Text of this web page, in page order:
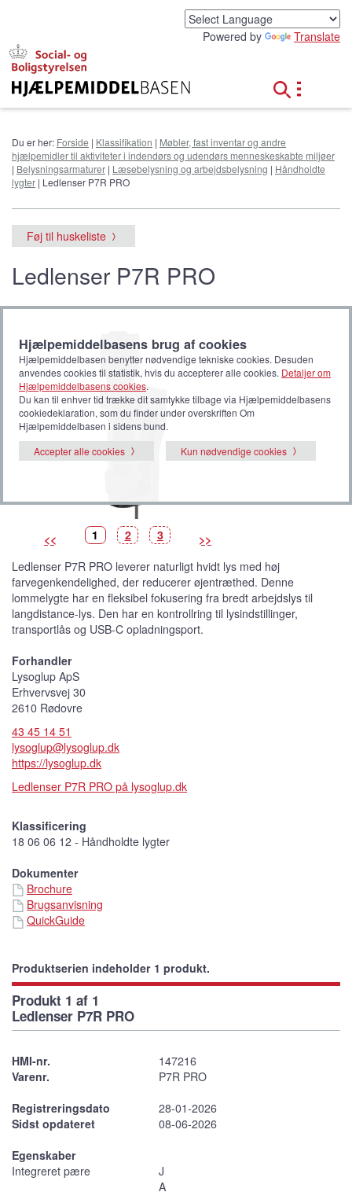
Powered by Translate
Du er her: Forside | Klassifikation | Møbler, fast inventar og andre
hjælpemidler til aktiviteter i indendørs og udendørs menneskeskabte miljøer
| Belysningsarmaturer | Læsebelysning og arbejdsbelysning | Håndholdte
lygter | Ledlenser P7R PRO
Føj til huskeliste
Ledlenser P7R PRO
<< >>
B
i
l
e
d
e
1V
s
t
b
i
l
l
e
d
e
)
B
i
e
d
e
2 B
i
e
d
e
3
Ledlenser P7R PRO leverer naturligt hvidt lys med høj
farvegenkendelighed, der reducerer øjentræthed. Denne
lommelygte har en fleksibel fokusering fra bredt arbejdslys til
langdistance-lys. Den har en kontrollring til lysindstillinger,
transportlås og USB-C opladningsport.
Forhandler
Lysoglup ApS
Erhvervsvej 30
2610 Rødovre
43 45 14 51
lysoglup@lysoglup.dk
https://lysoglup.dk
Ledlenser P7R PRO på lysoglup.dk
Klassificering
18 06 06 12 - Håndholdte lygter
Dokumenter
Brochure
Brugsanvisning
QuickGuide
Produktserien indeholder 1 produkt.
Produkt 1 af 1
Ledlenser P7R PRO
HMI-nr.
147216
Varenr.
P7R PRO
Registreringsdato
28-01-2026
Sidst opdateret
08-06-2026
Egenskaber
Integreret pære
J
A
Hjælpemiddelbasens brug af cookies
Hjælpemiddelbasen benytter nødvendige tekniske cookies. Desuden
anvendes cookies til statistik, hvis du accepterer alle cookies. Detaljer om
Hjælpemiddelbasens cookies.
Du kan til enhver tid trække dit samtykke tilbage via Hjælpemiddelbasens
cookiedeklaration, som du finder under overskriften Om
Hjælpemiddelbasen i sidens bund.
Accepter alle cookies
Kun nødvendige cookies